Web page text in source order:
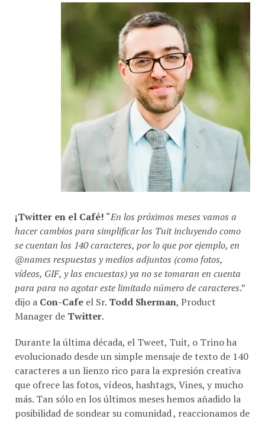
hacer cambios para simplificar los Tuit incluyendo como
se cuentan los 140 caracteres, por lo que por ejemplo, en
@names respuestas y medios adjuntos (como fotos,
vídeos, GIF, y las encuestas) ya no se tomaran en cuenta
para para no agotar este limitado número de caracteres.”
dijo aCon-Cafeel Sr.Todd Sherman, Product
Manager deTwitter.
evolucionado desde un simple mensaje de texto de 140
caracteres a un lienzo rico para la expresión creativa
que ofrece las fotos, vídeos, hashtags, Vines, y mucho
más. Tan sólo en los últimos meses hemos añadido la
posibilidad de sondear su comunidad , reaccionamos de
forma rápida y hábilmente con los GIF , compartir y